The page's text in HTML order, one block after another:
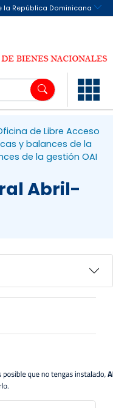
de Libre Acceso
y balances de la
de la gestión OAI
Abril-